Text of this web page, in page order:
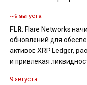
~9 августа
FLR: Flare Networks
обновлений для
активов XRP Ledger,
и привлекая
9 августа